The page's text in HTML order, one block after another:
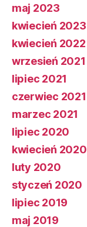
maj 2023
kwiecień 2023
kwiecień 2022
wrzesień 2021
lipiec 2021
czerwiec 2021
marzec 2021
lipiec 2020
kwiecień 2020
luty 2020
styczeń 2020
lipiec 2019
maj 2019